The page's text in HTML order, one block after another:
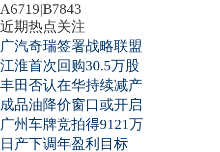
A6719|B7843
近期热点关注
广汽奇瑞签署战略联盟
江淮首次回购30.5万股
丰田否认在华持续减产
成品油降价窗口或开启
广州车牌竞拍得9121万
日产下调年盈利目标